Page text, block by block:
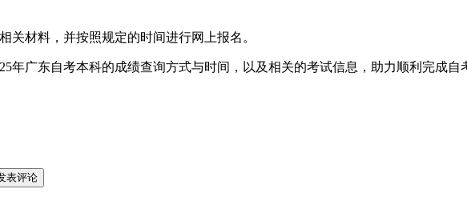
关材料，并按照规定的时间进行网上报名。
年广东自考本科的成绩查询方式与时间，以及相关的考试信息，助力顺利完成自